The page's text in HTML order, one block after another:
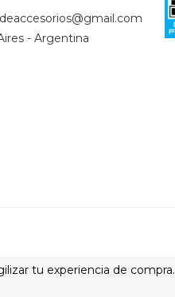
tu experiencia de compra.
- Argentina